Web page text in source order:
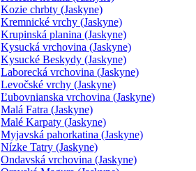
Kozie chrbty (Jaskyne)
Kremnické vrchy (Jaskyne)
Krupinská planina (Jaskyne)
Kysucká vrchovina (Jaskyne)
Kysucké Beskydy (Jaskyne)
Laborecká vrchovina (Jaskyne)
Levočské vrchy (Jaskyne)
Ľubovnianska vrchovina (Jaskyne)
Malá Fatra (Jaskyne)
Malé Karpaty (Jaskyne)
Myjavská pahorkatina (Jaskyne)
Nízke Tatry (Jaskyne)
Ondavská vrchovina (Jaskyne)